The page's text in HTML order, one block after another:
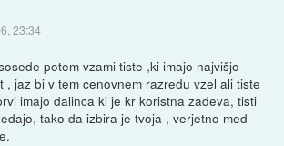
23:34
potem vzami tiste ,ki imajo najvišjo
, jaz bi v tem cenovnem razredu vzel ali tiste
imajo dalinca ki je kr koristna zadeva, tisti
tako da izbira je tvoja , verjetno med